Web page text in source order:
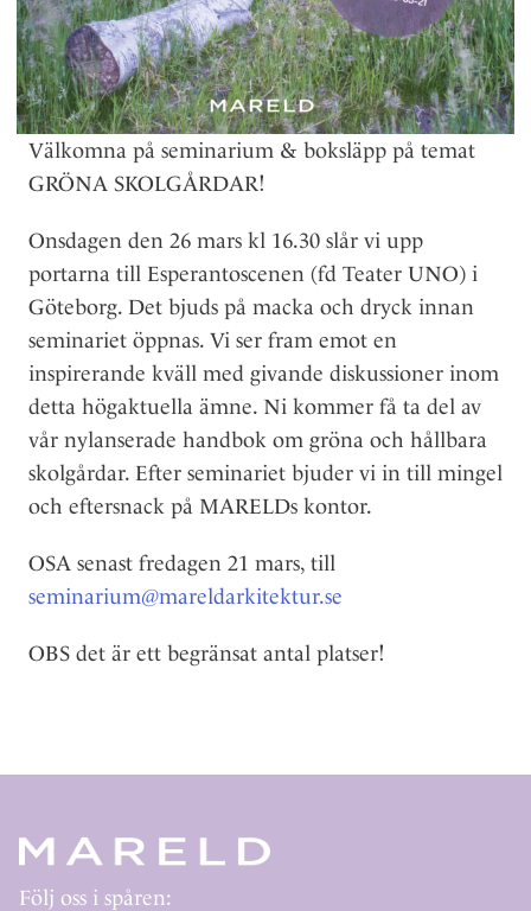
Välkomna på seminarium & boksläpp på temat
GRÖNA SKOLGÅRDAR!
Onsdagen den 26 mars kl 16.30 slår vi upp
portarna till Esperantoscenen (fd Teater UNO) i
Göteborg. Det bjuds på macka och dryck innan
seminariet öppnas. Vi ser fram emot en
inspirerande kväll med givande diskussioner inom
detta högaktuella ämne. Ni kommer få ta del av
vår nylanserade handbok om gröna och hållbara
skolgårdar. Efter seminariet bjuder vi in till mingel
och eftersnack på MARELDs kontor.
OSA senast fredagen 21 mars, till
seminarium@mareldarkitektur.se
OBS det är ett begränsat antal platser!
Följ oss i spåren: